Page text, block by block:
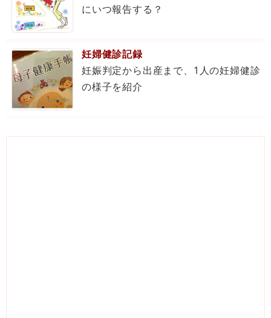
にいつ報告する？
妊婦健診記録
妊娠判定から出産まで、1人の妊婦健診
の様子を紹介